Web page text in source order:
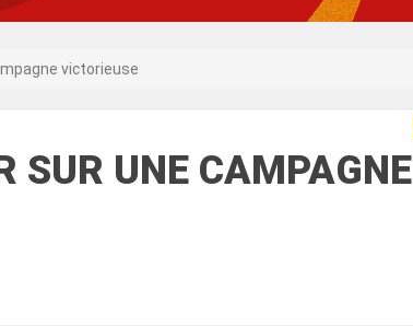
victorieuse
SUR UNE CAMPAGNE